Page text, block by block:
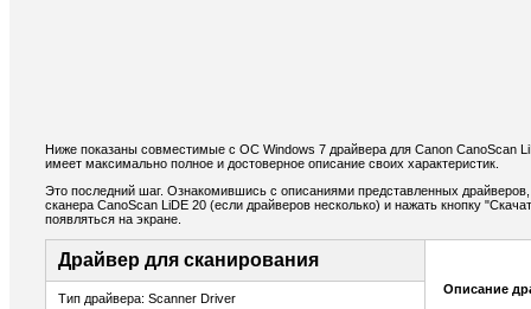
Ниже показаны совместимые с ОС Windows 7 драйвера для Canon CanoScan
имеет максимально полное и достоверное описание своих характеристик.
Это последний шаг. Ознакомившись с описаниями представленных
сканера CanoScan LiDE 20 (если драйверов несколько) и нажать кнопку
появляться на экране.
Драйвер для сканирования
Тип драйвера: Scanner Driver
Описание